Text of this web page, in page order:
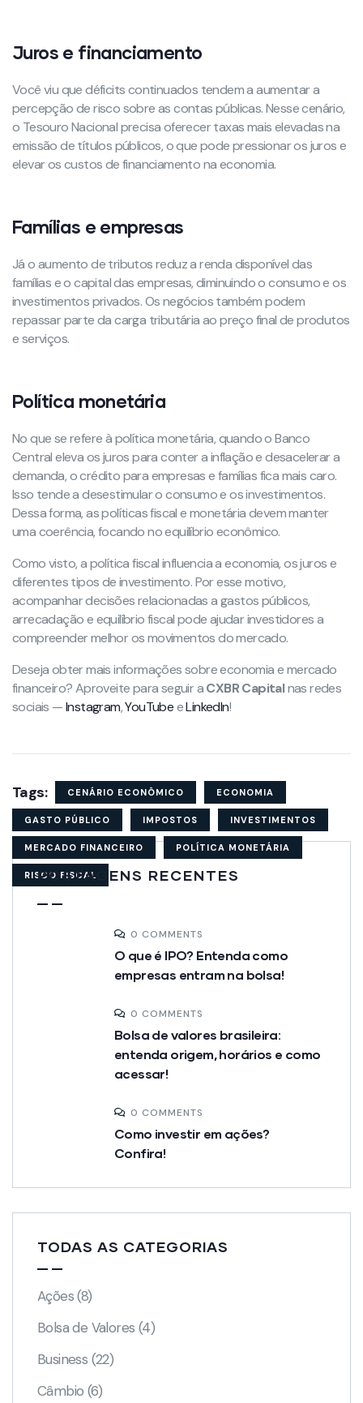
Juros e financiamento
Você viu que déficits continuados tendem a aumentar a
percepção de risco sobre as contas públicas. Nesse cenário,
o Tesouro Nacional precisa oferecer taxas mais elevadas na
emissão de títulos públicos, o que pode pressionar os juros e
elevar os custos de financiamento na economia.
Famílias e empresas
Já o aumento de tributos reduz a renda disponível das
famílias e o capital das empresas, diminuindo o consumo e os
investimentos privados. Os negócios também podem
repassar parte da carga tributária ao preço final de produtos
e serviços.
Política monetária
No que se refere à política monetária, quando o Banco
Central eleva os juros para conter a inflação e desacelerar a
demanda, o crédito para empresas e famílias fica mais caro.
Isso tende a desestimular o consumo e os investimentos.
Dessa forma, as políticas fiscal e monetária devem manter
uma coerência, focando no equilíbrio econômico.
Como visto, a política fiscal influencia a economia, os juros e
diferentes tipos de investimento. Por esse motivo,
acompanhar decisões relacionadas a gastos públicos,
arrecadação e equilíbrio fiscal pode ajudar investidores a
compreender melhor os movimentos do mercado.
Deseja obter mais informações sobre economia e mercado
financeiro? Aproveite para seguir aCXBR Capitalnas redes
sociais —Instagram,YouTubeeLinkedIn!
Tags: CENÁRIO ECONÔMICO ECONOMIA
GASTO PÚBLICO IMPOSTOS INVESTIMENTOS
MERCADO FINANCEIRO POLÍTICA MONETÁRIA
RISCO FISCAL
POSTAGENS RECENTES
0 COMMENTS
O que é IPO? Entenda como
empresas entram na bolsa!
0 COMMENTS
Bolsa de valores brasileira:
entenda origem, horários e como
acessar!
0 COMMENTS
Como investir em ações?
Confira!
TODAS AS CATEGORIAS
Ações (8)
Bolsa de Valores (4)
Business (22)
Câmbio (6)